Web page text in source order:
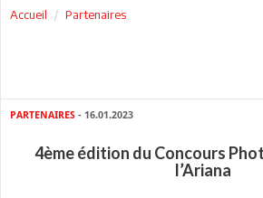
Accueil Partenaires
PARTENAIRES - 16.01.2023
4ème édition du Concours
l’Ariana